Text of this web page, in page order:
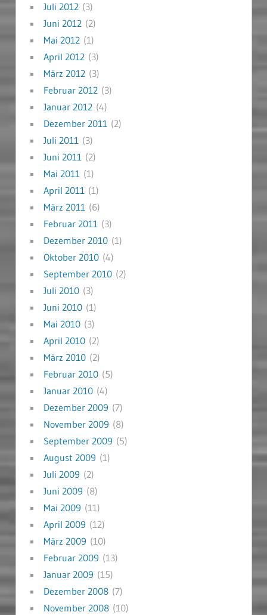
Juli 2012(3)
Juni 2012(2)
Mai 2012(1)
April 2012(3)
März 2012(3)
Februar 2012(3)
Januar 2012(4)
Dezember 2011(2)
Juli 2011(3)
Juni 2011(2)
Mai 2011(1)
April 2011(1)
März 2011(6)
Februar 2011(3)
Dezember 2010(1)
Oktober 2010(4)
September 2010(2)
Juli 2010(3)
Juni 2010(1)
Mai 2010(3)
April 2010(2)
März 2010(2)
Februar 2010(5)
Januar 2010(4)
Dezember 2009 (7)
November 2009 (8)
September 2009 (5)
August 2009 (1)
Juli 2009 (2)
Juni 2009 (8)
Mai 2009 (11)
April 2009 (12)
März 2009 (10)
Februar 2009 (13)
Januar 2009 (15)
Dezember 2008(7)
November 2008(10)